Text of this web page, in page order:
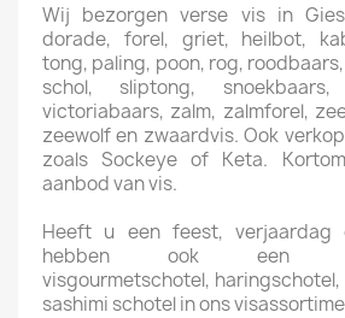
Wij bezorgen verse vis in
dorade, forel, griet, heilbot,
tong, paling, poon, rog,
schol, sliptong,
victoriabaars, zalm, zalmforel,
zeewolf en zwaardvis. Ook
zoals Sockeye of Keta.
aanbod van vis.
Heeft u een feest, verjaardag
hebben ook een
visgourmetschotel,
sashimi schotel in ons